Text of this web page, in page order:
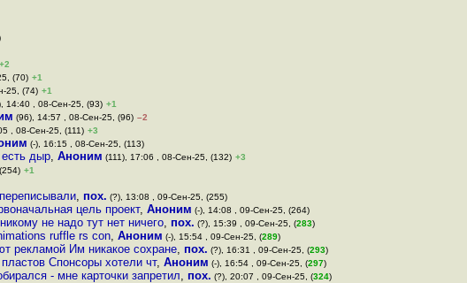
+2
(70) +1
25, (74) +1
14:40 , 08-Сен-25, (93) +1
(96), 14:57 , 08-Сен-25, (96) –2
, 08-Сен-25, (111) +3
(-), 16:15 , 08-Сен-25, (113)
есть дыр, Аноним (111), 17:06 , 08-Сен-25, (132) +3
+1
, пох. (?), 13:08 , 09-Сен-25, (255)
цель проект, Аноним (-), 14:08 , 09-Сен-25, (264)
не надо тут нет ничего, пох. (?), 15:39 , 09-Сен-25, (283)
ruffle rs con, Аноним (-), 15:54 , 09-Сен-25, (289)
рекламой Им никакое сохране, пох. (?), 16:31 , 09-Сен-25, (293)
Спонсоры хотели чт, Аноним (-), 16:54 , 09-Сен-25, (297)
- мне карточки запретил, пох. (?), 20:07 , 09-Сен-25, (324)